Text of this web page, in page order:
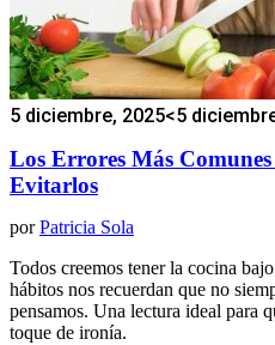
5 diciembre, 2025<5
Los Errores Más
Evitarlos
por Patricia Sola
Todos creemos tener la cocina
hábitos nos recuerdan que no
pensamos. Una lectura ideal para
toque de ironía.